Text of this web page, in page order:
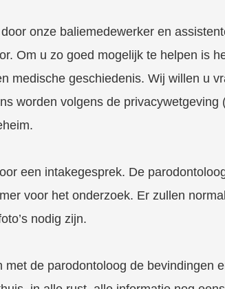
onze baliemedewerker en
Om u zo goed mogelijk te helpen is
medische geschiedenis. Wij willen u
worden volgens de
een intakegesprek. De
voor het onderzoek. Er zullen
nodig zijn.
de parodontoloog de bevindingen